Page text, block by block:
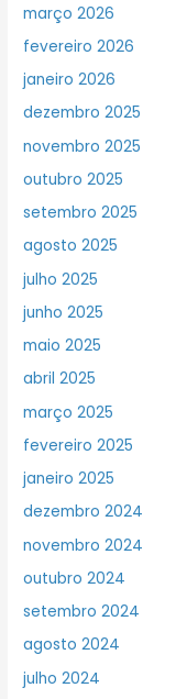
março 2026
fevereiro 2026
janeiro 2026
dezembro 2025
novembro 2025
outubro 2025
setembro 2025
agosto 2025
julho 2025
junho 2025
maio 2025
abril 2025
março 2025
fevereiro 2025
janeiro 2025
dezembro 2024
novembro 2024
outubro 2024
setembro 2024
agosto 2024
julho 2024